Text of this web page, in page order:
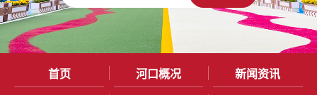
首页 河口概况 新闻资讯